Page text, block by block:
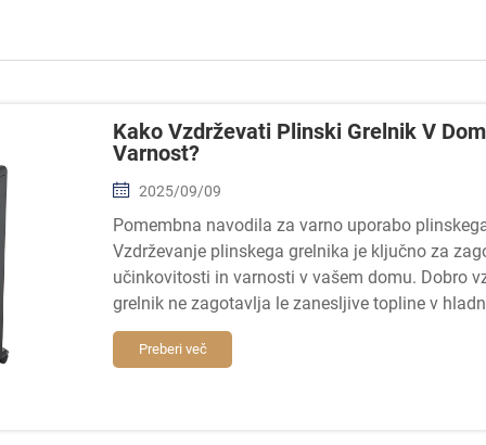
Kako Vzdrževati Plinski Grelnik V
Varnost?
2025/09/09
Pomembna navodila za varno uporabo
Vzdrževanje plinskega grelnika je ključno za
učinkovitosti in varnosti v vašem domu. Dobro
grelnik ne zagotavlja le zanesljive topline v
tudi ...
Preberi več